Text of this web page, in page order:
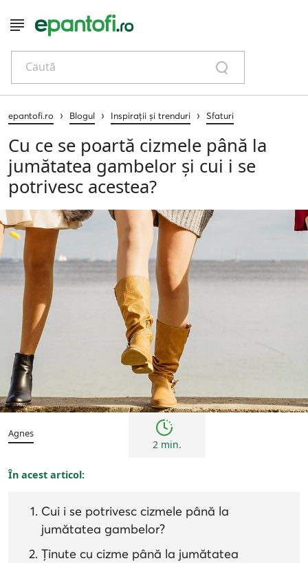
Caută
epantofi.ro › Blogul › Inspirații și trenduri › Sfaturi
Cu ce se poartă cizmele până la
jumătatea gambelor și cui i se
potrivesc acestea?
Inspirații și trenduri
Agnes
2 min.
În acest articol:
Cui i se potrivesc cizmele până la
jumătatea gambelor?
Ținute cu cizme până la jumătatea